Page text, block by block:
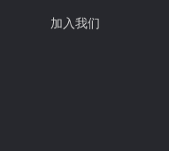
加入我们